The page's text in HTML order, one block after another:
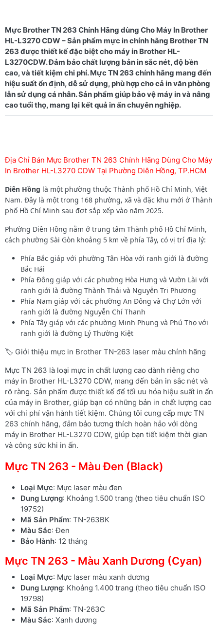
Mực Brother TN 263 Chính Hãng dùng Cho Máy In Brother
HL-L3270 CDW – Sản phẩm mực in chính hãng Brother TN
263 được thiết kế đặc biệt cho máy in Brother HL-
L3270CDW. Đảm bảo chất lượng bản in sắc nét, độ bền
cao, và tiết kiệm chi phí. Mực TN 263 chính hãng mang đến
hiệu suất ổn định, dễ sử dụng, phù hợp cho cả in văn phòng
lẫn sử dụng cá nhân. Sản phẩm giúp bảo vệ máy in và nâng
Địa Chỉ Bán Mực Brother TN 263 Chính Hãng Dùng Cho Máy
In Brother HL-L3270 CDW Tại Phường Diên Hồng, TP.HCM
Diên Hồng là một phường thuộc Thành phố Hồ Chí Minh, Việt
Nam. Đây là một trong 168 phường, xã và đặc khu mới ở Thành
phố Hồ Chí Minh sau đợt sắp xếp vào năm 2025.
Phường Diên Hồng nằm ở trung tâm Thành phố Hồ Chí Minh,
cách phường Sài Gòn khoảng 5 km về phía Tây, có vị trí địa lý:
Phía Bắc giáp với phường Tân Hòa với ranh giới là đường
Bắc Hải
Phía Đông giáp với các phường Hòa Hưng và Vườn Lài với
ranh giới là đường Thành Thái và Nguyễn Tri Phương
Phía Nam giáp với các phường An Đông và Chợ Lớn với
ranh giới là đường Nguyễn Chí Thanh
Phía Tây giáp với các phường Minh Phụng và Phú Thọ với
ranh giới là đường Lý Thường Kiệt
🏷️ Giới thiệu mực in Brother TN-263 laser màu chính hãng
Mực TN 263 là loại mực in chất lượng cao dành riêng cho
máy in Brother HL-L3270 CDW, mang đến bản in sắc nét và
rõ ràng. Sản phẩm được thiết kế để tối ưu hóa hiệu suất in ấn
của máy in Brother, giúp bạn có những bản in chất lượng cao
với chi phí vận hành tiết kiệm. Chúng tôi cung cấp mực TN
263 chính hãng, đảm bảo tương thích hoàn hảo với dòng
máy in Brother HL-L3270 CDW, giúp bạn tiết kiệm thời gian
và công sức khi in ấn.
Mực TN 263 - Màu Đen (Black)
Loại Mực: Mực laser màu đen
Dung Lượng: Khoảng 1.500 trang (theo tiêu chuẩn ISO
19752)
Mã Sản Phẩm: TN-263BK
Màu Sắc: Đen
Bảo Hành: 12 tháng
Mực TN 263 - Màu Xanh Dương (Cyan)
Loại Mực: Mực laser màu xanh dương
Dung Lượng: Khoảng 1.400 trang (theo tiêu chuẩn ISO
19798)
Mã Sản Phẩm: TN-263C
Màu Sắc: Xanh dương